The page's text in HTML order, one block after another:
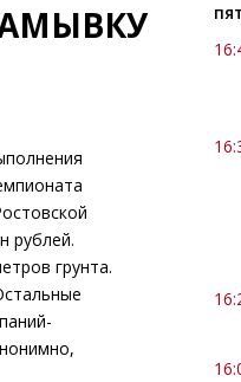
рублей.
грунта.